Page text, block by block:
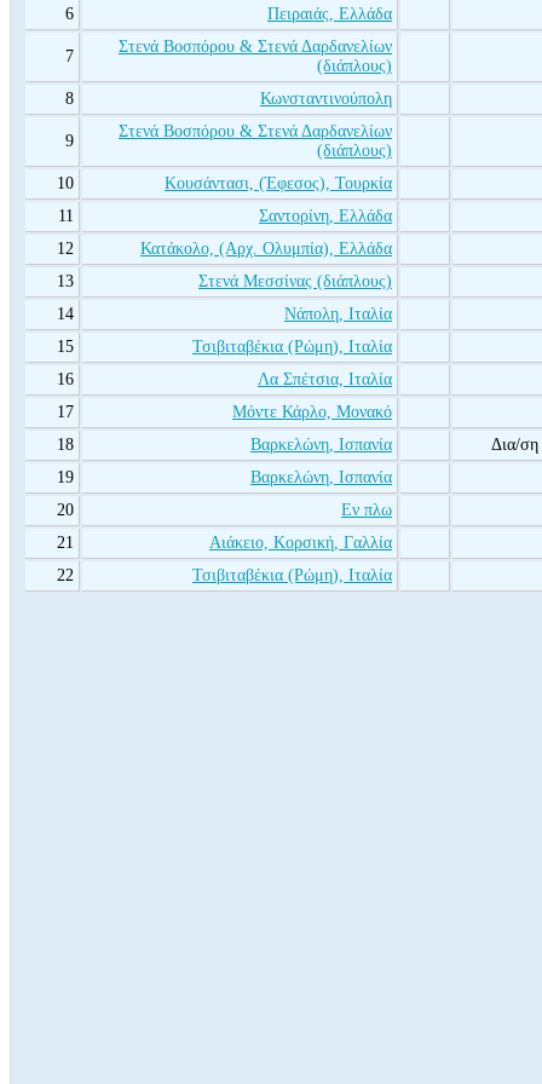
6 Πειραιάς, Ελλάδα
7
Στενά Βοσπόρου & Στενά Δαρδανελίων
(διάπλους)
8
Κωνσταντινούπολη
9
Στενά Βοσπόρου & Στενά Δαρδανελίων
(διάπλους)
10
Κουσάντασι, (Έφεσος), Τουρκία
11
Σαντορίνη, Ελλάδα
12
Κατάκολο, (Αρχ. Ολυμπία), Ελλάδα
13
Στενά Μεσσίνας (διάπλους)
14
Νάπολη, Ιταλία
15
Τσιβιταβέκια (Ρώμη), Ιταλία
16
Λα Σπέτσια, Ιταλία
17
Μόντε Κάρλο, Μονακό
18
Βαρκελώνη, Ισπανία
Δια/ση
19
Βαρκελώνη, Ισπανία
20
Εν πλω
21
Αιάκειο, Κορσική, Γαλλία
22
Τσιβιταβέκια (Ρώμη), Ιταλία